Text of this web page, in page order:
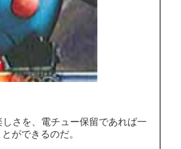
さを、電チュー保留であれば一
ができるのだ。